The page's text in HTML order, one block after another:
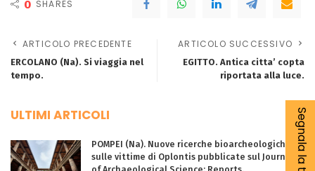
0 SHARES
ARTICOLO PRECEDENTE
ERCOLANO (Na). Si viaggia nel
tempo.
ARTICOLO SUCCESSIVO
EGITTO. Antica citta’ copta
riportata alla luce.
ULTIMI ARTICOLI
POMPEI (Na). Nuove ricerche bioarcheologiche
sulle vittime di Oplontis pubblicate sul Journal